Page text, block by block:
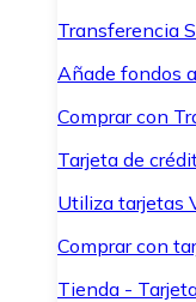
Transferencia
Añade fondos
Comprar con
Tarjeta de
Utiliza tarjetas
Comprar con
Tienda -